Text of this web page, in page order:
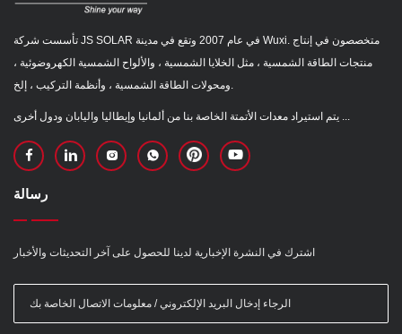
تأسست شركة JS SOLAR في عام 2007 وتقع في مدينة Wuxi. متخصصون في إنتاج
منتجات الطاقة الشمسية ، مثل الخلايا الشمسية ، والألواح الشمسية الكهروضوئية ،
رسالة
اشترك في النشرة الإخبارية لدينا للحصول على آخر التحديثات والأخبار